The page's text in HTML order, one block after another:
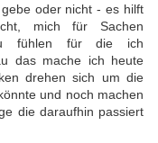
oder nicht - es hilft
mich für Sachen
fühlen für die ich
das mache ich heute
drehen sich um die
und noch machen
die daraufhin passiert